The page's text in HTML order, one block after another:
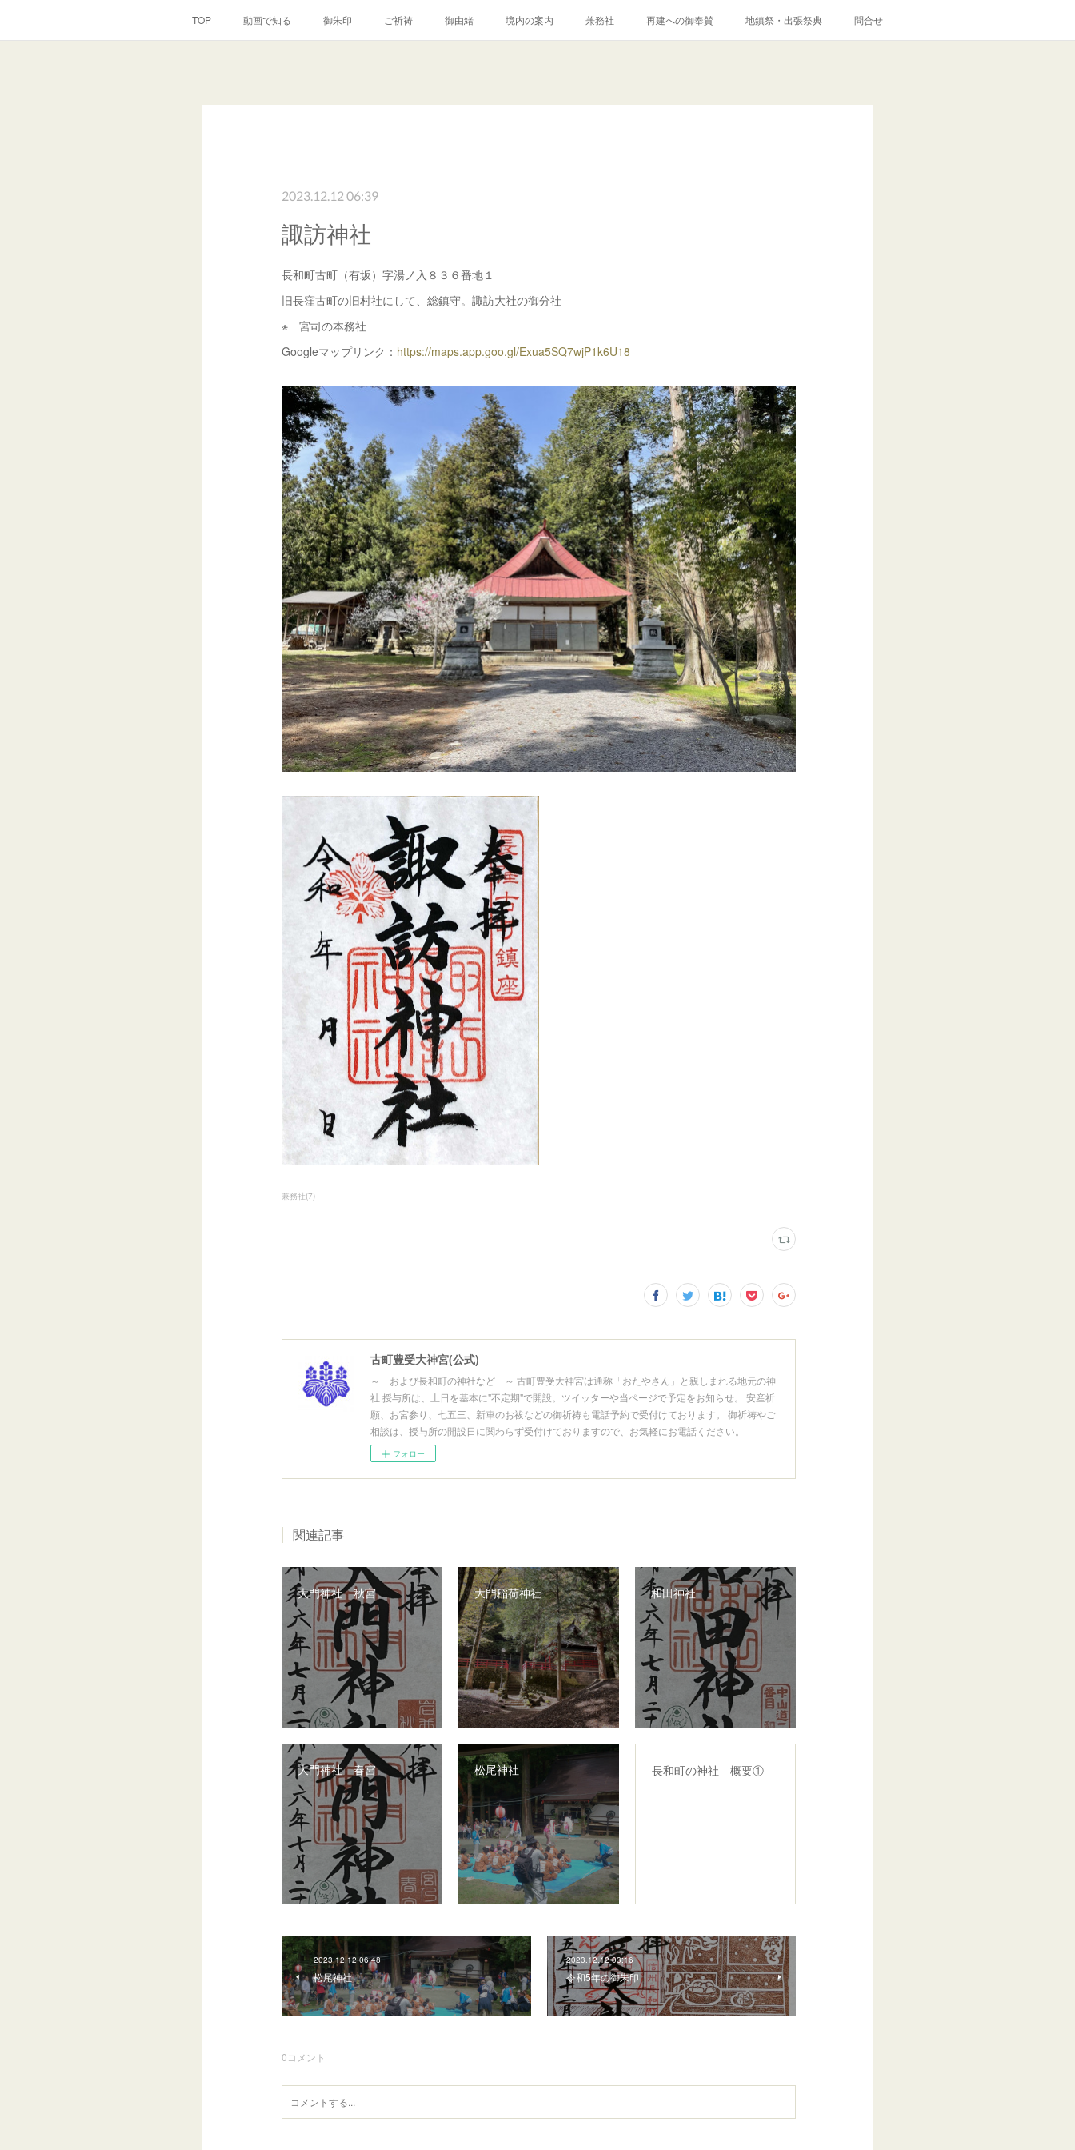
TOP 動画で知る 御朱印 ご祈祷 御由緒 境内の案内 兼務社 再建への御奉賛 地鎮祭・出張祭典 問合せ
2023.12.12 06:39
諏訪神社
長和町古町（有坂）字湯ノ入８３６番地１
旧長窪古町の旧村社にして、総鎮守。諏訪大社の御分社
※ 宮司の本務社
Googleマップリンク： https://maps.app.goo.gl/Exua5SQ7wjP1k6U18
兼務社(7)
古町豊受大神宮(公式)
～ および長和町の神社など ～ 古町豊受大神宮は通称「おたやさん」と親しまれる地元の神
社 授与所は、土日を基本に"不定期"で開設。ツイッターや当ページで予定をお知らせ。 安産祈
願、お宮参り、七五三、新車のお祓などの御祈祷も電話予約で受付けております。 御祈祷やご
相談は、授与所の開設日に関わらず受付けておりますので、お気軽にお電話ください。
フォロー
関連記事
大門神社 秋宮 大門稲荷神社 和田神社
大門神社 春宮 松尾神社 長和町の神社 概要①
2023.12.12 06:48
松尾神社
2023.12.12 03:16
令和5年の御朱印
0コメント